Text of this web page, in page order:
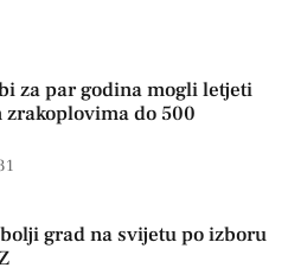
za par godina mogli letjeti
do 500
grad na svijetu po izboru